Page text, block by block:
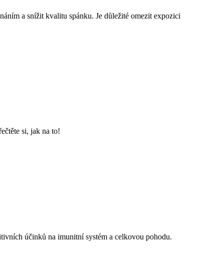
a snížit kvalitu spánku. Je důležité omezit expozici
si, jak na to!
účinků na imunitní systém a celkovou pohodu.